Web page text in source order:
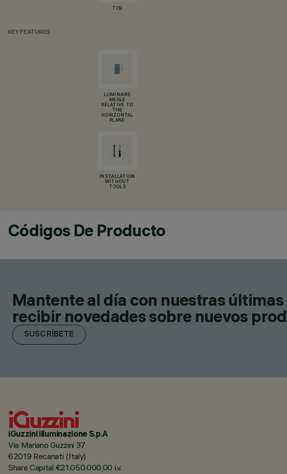
TISI
KEY FEATURES
LUMINAIRE
ANGLE
RELATIVE TO
THE
HORIZONTAL
PLANE
INSTALLATION
WITHOUT
TOOLS
Códigos De Producto
Mantente al día con nuestras
recibir novedades sobre nuevos
SUSCRÍBETE
iGuzzini illuminazione S.p.A
Via Mariano Guzzini 37
62019 Recanati (Italy)
Share Capital €21.050.000,00 i.v.